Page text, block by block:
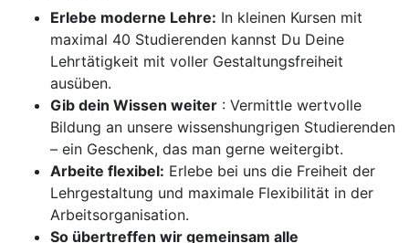
Erlebe moderne Lehre: In kleinen Kursen mit
maximal 40 Studierenden kannst Du Deine
Lehrtätigkeit mit voller Gestaltungsfreiheit
ausüben.
Gib dein Wissen weiter : Vermittle wertvolle
Bildung an unsere wissenshungrigen Studierenden
– ein Geschenk, das man gerne weitergibt.
Arbeite flexibel: Erlebe bei uns die Freiheit der
Lehrgestaltung und maximale Flexibilität in der
Arbeitsorganisation.
So übertreffen wir gemeinsam alle